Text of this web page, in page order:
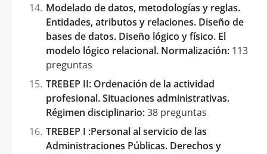
Modelado de datos, metodologías y reglas.
Entidades, atributos y relaciones. Diseño de
bases de datos. Diseño lógico y físico. El
modelo lógico relacional. Normalización: 113
preguntas
TREBEP II: Ordenación de la actividad
profesional. Situaciones administrativas.
Régimen disciplinario:38 preguntas
TREBEP I :Personal al servicio de las
Administraciones Públicas. Derechos y